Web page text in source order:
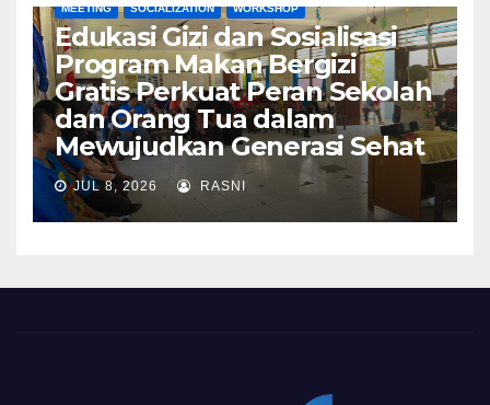
MEETING SOCIALIZATION WORKSHOP
Edukasi Gizi dan Sosialisasi
Program Makan Bergizi
Gratis Perkuat Peran Sekolah
dan Orang Tua dalam
Mewujudkan Generasi Sehat
JUL 8, 2026 RASNI